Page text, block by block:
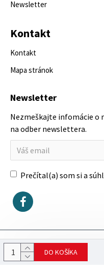
DO KOŠÍKA
Newsletter
Kontakt
Kontakt
Mapa stránok
Newsletter
Nezmeškajte infomácie o
na odber newslettera.
Prečítal(a) som si a
Copyright ©